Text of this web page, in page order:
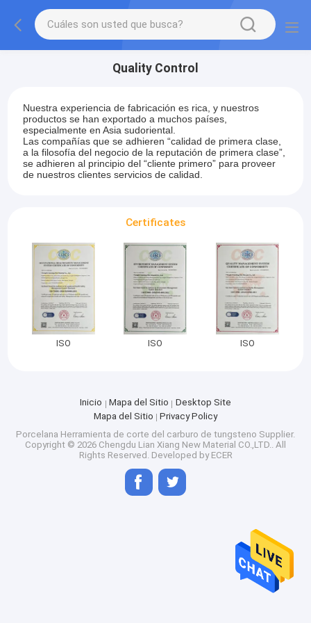
Quality Control
Nuestra experiencia de fabricación es rica, y nuestros
productos se han exportado a muchos países,
especialmente en Asia sudoriental.
Las compañías que se adhieren “calidad de primera clase,
a la filosofía del negocio de la reputación de primera clase”,
se adhieren al principio del “cliente primero” para proveer
de nuestros clientes servicios de calidad.
Certificates
ISO ISO ISO
Inicio Mapa del Sitio
Desktop Site
Mapa del Sitio
Privacy Policy
Porcelana Herramienta de corte del carburo de tungsteno Supplier.
Copyright © 2026 Chengdu Lian Xiang New Material CO.,LTD.. All
Rights Reserved. Developed by ECER